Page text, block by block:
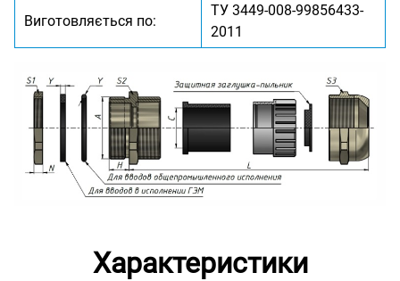
Виготовляється по:
ТУ 3449-008-99856433-
2011
Характеристики